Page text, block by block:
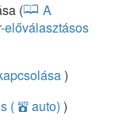
(
A
előválasztásos
)
(b auto) )